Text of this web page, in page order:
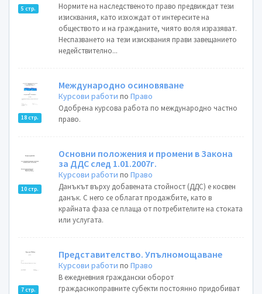
5 стр.
Нормите на наследственото право предвиждат тези
изисквания, като изхождат от интересите на
обществото и на гражданите, чиято воля изразяват.
Неспазването на тези изисквания прави завещанието
недействително...
18 стр.
Mеждународно осиновяване
Курсови работи поПраво
Oдобрена курсова работа по международно частно
право.
10 стр.
Основни положения и промени в Закона
за ДДС след 1.01.2007г.
Курсови работи поПраво
Данъкът върху добавената стойност (ДДС) е косвен
данък. С него се облагат продажбите, като в
крайната фаза се плаща от потребителите на стоката
или услугата.
7 стр.
Представителство. Упълномощаване
Курсови работи поПраво
В ежедневния граждански оборот
граждаснкоправните субекти постоянно придобиват